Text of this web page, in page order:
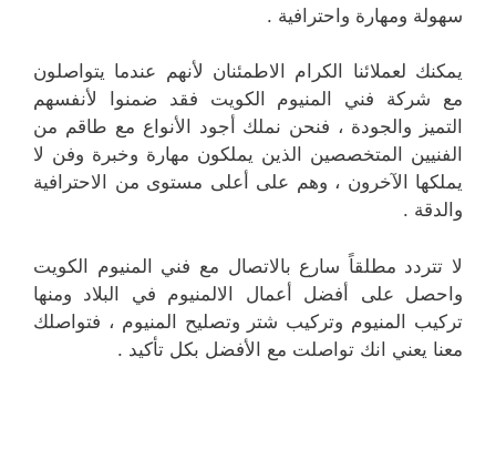
سهولة ومهارة واحترافية .
يمكنك لعملائنا الكرام الاطمئنان لأنهم عندما يتواصلون
مع شركة فني المنيوم الكويت فقد ضمنوا لأنفسهم
التميز والجودة ، فنحن نملك أجود الأنواع مع طاقم من
الفنيين المتخصصين الذين يملكون مهارة وخبرة وفن لا
يملكها الآخرون ، وهم على أعلى مستوى من الاحترافية
والدقة .
لا تتردد مطلقاً سارع بالاتصال مع فني المنيوم الكويت
واحصل على أفضل أعمال الالمنيوم في البلاد ومنها
تركيب المنيوم وتركيب شتر وتصليح المنيوم ، فتواصلك
معنا يعني انك تواصلت مع الأفضل بكل تأكيد .